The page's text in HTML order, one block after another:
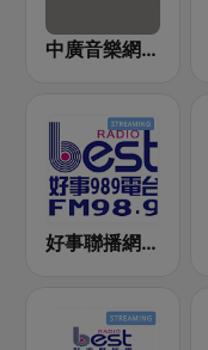
中廣音樂網 i Radio FM96.3
好事聯播網 Best Radio FM98.9